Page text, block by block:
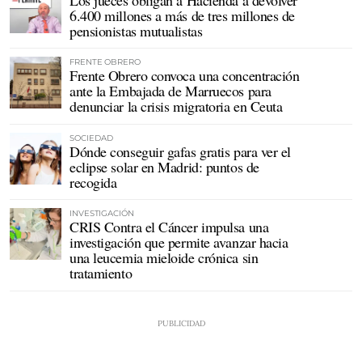
6.400 millones a más de tres millones de
pensionistas mutualistas
FRENTE OBRERO
Frente Obrero convoca una concentración
ante la Embajada de Marruecos para
denunciar la crisis migratoria en Ceuta
SOCIEDAD
Dónde conseguir gafas gratis para ver el
eclipse solar en Madrid: puntos de
recogida
INVESTIGACIÓN
CRIS Contra el Cáncer impulsa una
investigación que permite avanzar hacia
una leucemia mieloide crónica sin
tratamiento